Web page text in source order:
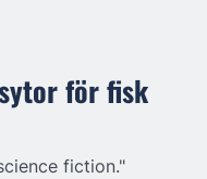
för fisk
fiction."